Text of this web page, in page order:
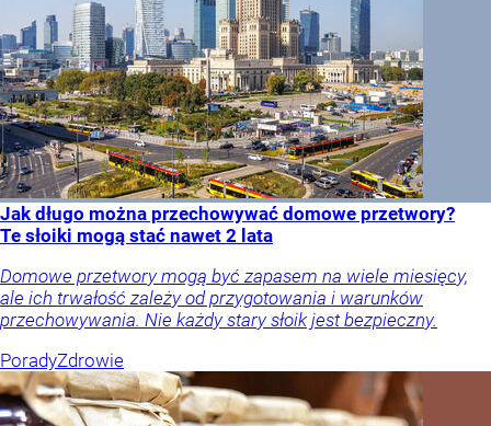
Jak długo można przechowywać domowe przetwory?
Te słoiki mogą stać nawet 2 lata
Domowe przetwory mogą być zapasem na wiele miesięcy,
ale ich trwałość zależy od przygotowania i warunków
przechowywania. Nie każdy stary słoik jest bezpieczny.
PoradyZdrowie